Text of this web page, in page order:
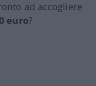
ad accogliere
euro?